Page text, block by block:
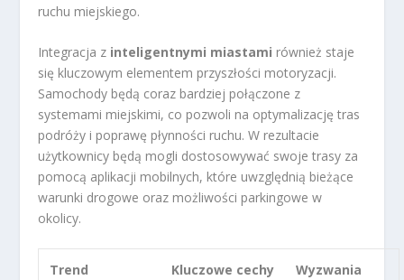
ruchu miejskiego.
Integracja z inteligentnymi miastami również staje
się kluczowym elementem przyszłości motoryzacji.
Samochody będą coraz bardziej połączone z
systemami miejskimi, co pozwoli na optymalizację tras
podróży i poprawę płynności ruchu. W rezultacie
użytkownicy będą mogli dostosowywać swoje trasy za
pomocą aplikacji mobilnych, które uwzględnią bieżące
warunki drogowe oraz możliwości parkingowe w
okolicy.
Trend
Kluczowe cechy Wyzwania